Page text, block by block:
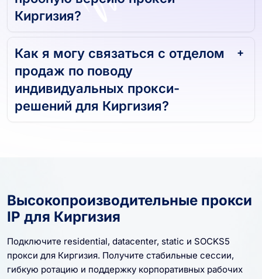
Киргизия?
Как я могу связаться с отделом
продаж по поводу
индивидуальных прокси-
решений для Киргизия?
Высокопроизводительные прокси
IP для Киргизия
Подключите residential, datacenter, static и SOCKS5
прокси для Киргизия. Получите стабильные сессии,
гибкую ротацию и поддержку корпоративных рабочих